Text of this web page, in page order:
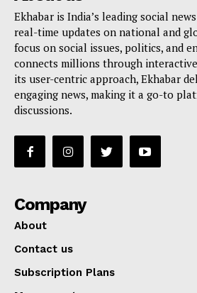
Ekhabar is India’s leading social
real-time updates on national and
focus on social issues, politics, and
connects millions through
its user-centric approach, Ekhabar
engaging news, making it a go-to
discussions.
Company
About
Contact us
Subscription Plans